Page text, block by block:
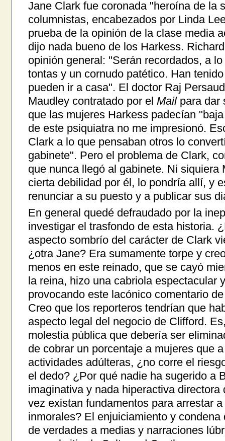
Jane Clark fue coronada "heroína de la
columnistas, encabezados por Linda
prueba de la opinión de la clase media
dijo nada bueno de los Harkess.
opinión general: "Serán recordados, a
tontas y un cornudo patético. Han
pueden ir a casa". El doctor Raj
Maudley contratado por el Mailpara dar
que las mujeres Harkess padecían
de este psiquiatra no me impresionó.
Clark a lo que pensaban otros lo
gabinete". Pero el problema de Clark,
que nunca llegó al gabinete. Ni siquiera
cierta debilidad por él, lo pondría allí, y
renunciar a su puesto y a publicar sus
En general quedé defraudado por la
investigar el trasfondo de esta historia.
aspecto sombrío del carácter de Clark
¿otra Jane? Era sumamente torpe y
menos en este reinado, que se cayó
la reina, hizo una cabriola espectacular
provocando este lacónico comentario
Creo que los reporteros tendrían que
aspecto legal del negocio de Clifford.
molestia pública que debería ser
de cobrar un porcentaje a mujeres que
actividades adúlteras, ¿no corre el
el dedo? ¿Por qué nadie ha sugerido a
imaginativa y nada hiperactiva
vez existan fundamentos para arrestar
inmorales? El enjuiciamiento y
de verdades a medias y narraciones